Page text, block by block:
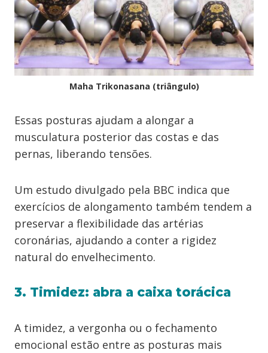
Maha Trikonasana (triângulo)
Essas posturas ajudam a alongar a
musculatura posterior das costas e das
pernas, liberando tensões.
Um estudo divulgado pela BBC indica que
exercícios de alongamento também tendem a
preservar a flexibilidade das artérias
coronárias, ajudando a conter a rigidez
natural do envelhecimento.
3. Timidez: abra a caixa torácica
A timidez, a vergonha ou o fechamento
emocional estão entre as posturas mais